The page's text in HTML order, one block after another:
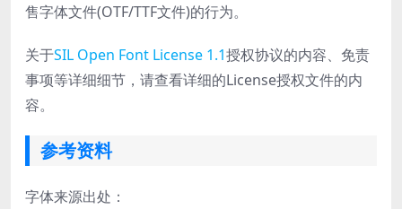
售字体文件(OTF/TTF文件)的行为。
关于SIL Open Font License 1.1授权协议的内容、免责
事项等详细细节，请查看详细的License授权文件的内
容。
参考资料
字体来源出处：